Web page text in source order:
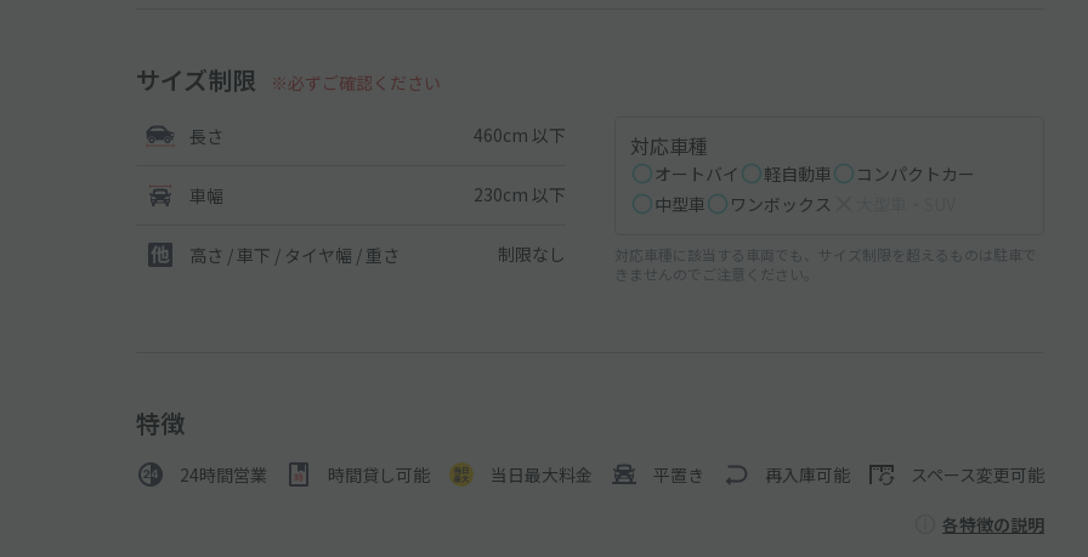
サイズ制限 ※必ずご確認ください
長さ 460cm 以下
車幅 230cm 以下
高さ / 車下 / タイヤ幅 / 重さ 制限なし
対応車種
オートバイ 軽自動車
コンパクトカー
中型車
ワンボックス
対応車種に該当する車両でも、サイズ制限を超えるものは駐車で
きませんのでご注意ください。
特徴
24時間営業 時間貸し可能 当日最大料金 平置き 再入庫可能 スペース変更可能
各特徴の説明